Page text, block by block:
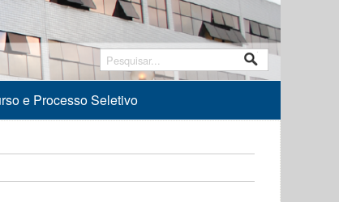
e Processo Seletivo